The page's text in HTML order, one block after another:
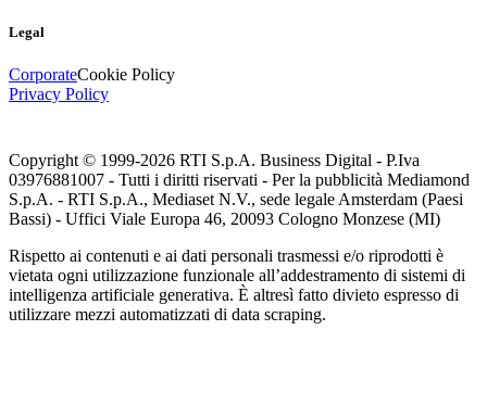
Legal
CorporateCookie Policy
Privacy Policy
Copyright © 1999-2026 RTI S.p.A. Business Digital - P.Iva
03976881007 - Tutti i diritti riservati - Per la pubblicità Mediamond
S.p.A. - RTI S.p.A., Mediaset N.V., sede legale Amsterdam (Paesi
Bassi) - Uffici Viale Europa 46, 20093 Cologno Monzese (MI)
Rispetto ai contenuti e ai dati personali trasmessi e/o riprodotti è
vietata ogni utilizzazione funzionale all’addestramento di sistemi di
intelligenza artificiale generativa. È altresì fatto divieto espresso di
utilizzare mezzi automatizzati di data scraping.